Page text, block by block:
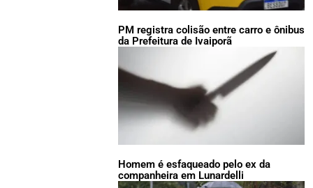
PM registra colisão entre carro e ônibus
da Prefeitura de Ivaiporã
Homem é esfaqueado pelo ex da
companheira em Lunardelli